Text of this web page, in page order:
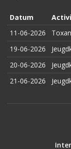
Datum
11-06-2026
19-06-2026
20-06-2026
21-06-2026